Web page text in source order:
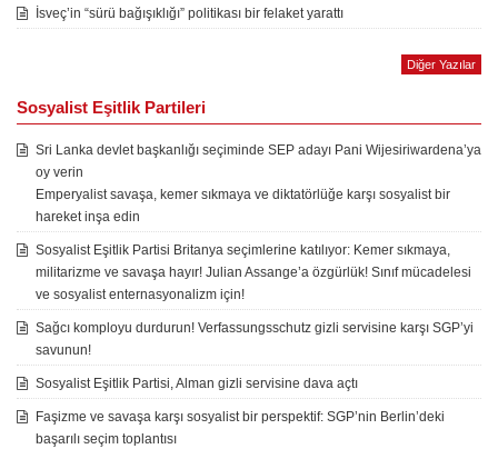
İsveç’in “sürü bağışıklığı” politikası bir felaket yarattı
Diğer Yazılar
Sosyalist Eşitlik Partileri
Sri Lanka devlet başkanlığı seçiminde SEP adayı Pani Wijesiriwardena’ya
oy verin
Emperyalist savaşa, kemer sıkmaya ve diktatörlüğe karşı sosyalist bir
hareket inşa edin
Sosyalist Eşitlik Partisi Britanya seçimlerine katılıyor: Kemer sıkmaya,
militarizme ve savaşa hayır! Julian Assange’a özgürlük! Sınıf mücadelesi
ve sosyalist enternasyonalizm için!
Sağcı komployu durdurun! Verfassungsschutz gizli servisine karşı SGP’yi
savunun!
Sosyalist Eşitlik Partisi, Alman gizli servisine dava açtı
Faşizme ve savaşa karşı sosyalist bir perspektif: SGP’nin Berlin’deki
başarılı seçim toplantısı